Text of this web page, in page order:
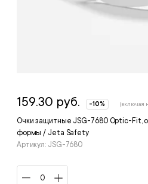
Очки защитные JSG-7680 Optic-Fit,
формы / Jeta Safety
Артикул: JSG-7680
159.30 руб. -10% (включая